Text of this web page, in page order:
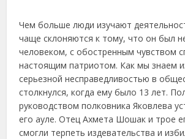
Чем больше люди изучают
чаще склоняются к тому, что он был
человеком, с обостренным чувством
настоящим патриотом. Как мы знаем
серьезной несправедливостью в
столкнулся, когда ему было 13 лет.
руководством полковника Яковлева
его ауле. Отец Ахмета Шошак и трое
смогли терпеть издевательства и